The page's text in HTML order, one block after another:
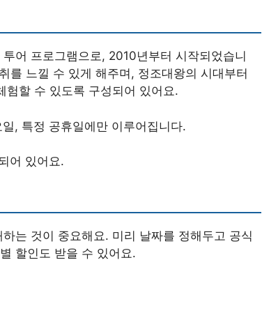
어 프로그램으로, 2010년부터 시작되었습니
를 느낄 수 있게 해주며, 정조대왕의 시대부터
험할 수 있도록 구성되어 있어요.
, 특정 공휴일에만 이루어집니다.
어 있어요.
는 것이 중요해요. 미리 날짜를 정해두고 공식
할인도 받을 수 있어요.